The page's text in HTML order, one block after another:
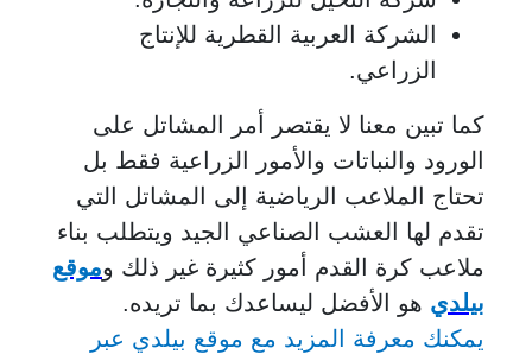
الشركة العربية القطرية للإنتاج
الزراعي.
كما تبين معنا لا يقتصر أمر المشاتل على
الورود والنباتات والأمور الزراعية فقط بل
تحتاج الملاعب الرياضية إلى المشاتل التي
تقدم لها العشب الصناعي الجيد ويتطلب بناء
ملاعب كرة القدم أمور كثيرة غير ذلك وموقع
بيلدي هو الأفضل ليساعدك بما تريده.
يمكنك معرفة المزيد مع موقع بيلدي عبر